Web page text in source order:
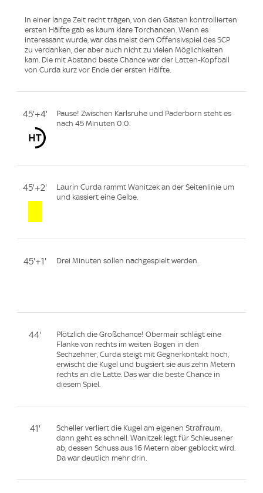
In einer lange Zeit recht trägen, von den Gästen kontrollierten
ersten Hälfte gab es kaum klare Torchancen. Wenn es
interessant wurde, war das meist dem Offensivspiel des SCP
zu verdanken, der aber auch nicht zu vielen Möglichkeiten
kam. Die mit Abstand beste Chance war der Latten-Kopfball
von Curda kurz vor Ende der ersten Hälfte.
45'+4'
Pause! Zwischen Karlsruhe und Paderborn steht es
nach 45 Minuten 0:0.
45'+2'
Laurin Curda rammt Wanitzek an der Seitenlinie um
und kassiert eine Gelbe.
45'+1' Drei Minuten sollen nachgespielt werden.
44'
Plötzlich die Großchance! Obermair schlägt eine
Flanke von rechts im weiten Bogen in den
Sechzehner, Curda steigt mit Gegnerkontakt hoch,
erwischt die Kugel und bugsiert sie aus zehn Metern
rechts an die Latte. Das war die beste Chance in
diesem Spiel.
41'
Scheller verliert die Kugel am eigenen Strafraum,
dann geht es schnell. Wanitzek legt für Schleusener
ab, dessen Schuss aus 16 Metern aber geblockt wird.
Da war deutlich mehr drin.